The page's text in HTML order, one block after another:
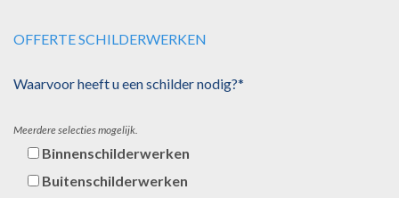
OFFERTE SCHILDERWERKEN
Waarvoor heeft u een schilder nodig?*
Meerdere selecties mogelijk.
Binnenschilderwerken
Buitenschilderwerken